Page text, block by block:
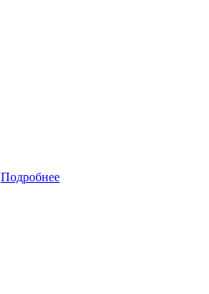
Подробнее